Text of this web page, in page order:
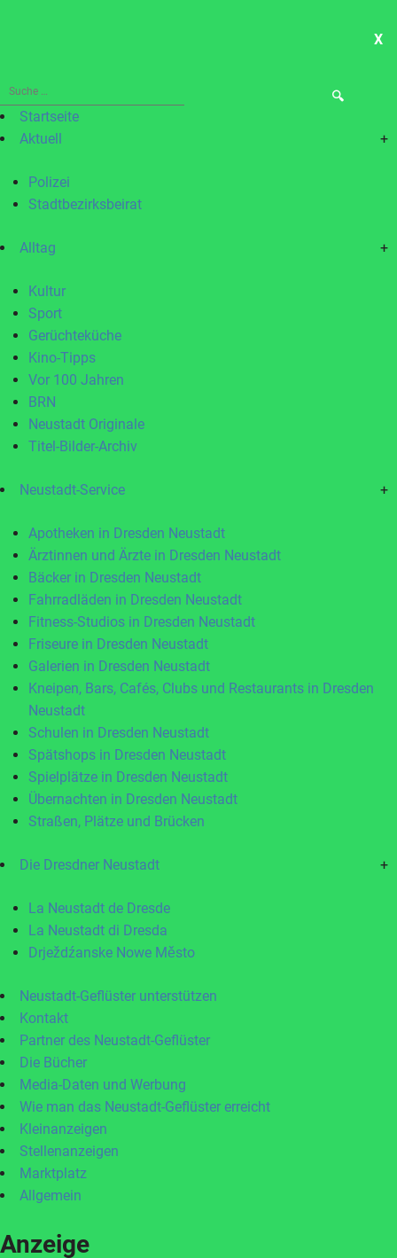
X
Suche
nach:Startseite
Aktuell
+
Polizei
Stadtbezirksbeirat
Alltag +
Kultur
Sport
Gerüchteküche
Kino-Tipps
Vor 100 Jahren
BRN
Neustadt Originale
Titel-Bilder-Archiv
Neustadt-Service +
Apotheken in Dresden Neustadt
Ärztinnen und Ärzte in Dresden Neustadt
Bäcker in Dresden Neustadt
Fahrradläden in Dresden Neustadt
Fitness-Studios in Dresden Neustadt
Friseure in Dresden Neustadt
Galerien in Dresden Neustadt
Kneipen, Bars, Cafés, Clubs und Restaurants in Dresden
Neustadt
Schulen in Dresden Neustadt
Spätshops in Dresden Neustadt
Spielplätze in Dresden Neustadt
Übernachten in Dresden Neustadt
Straßen, Plätze und Brücken
Die Dresdner Neustadt +
La Neustadt de Dresde
La Neustadt di Dresda
Drježdźanske Nowe Město
Neustadt-Geflüster unterstützen
Kontakt
Partner des Neustadt-Geflüster
Die Bücher
Media-Daten und Werbung
Wie man das Neustadt-Geflüster erreicht
Kleinanzeigen
Stellenanzeigen
Marktplatz
Allgemein
Anzeige